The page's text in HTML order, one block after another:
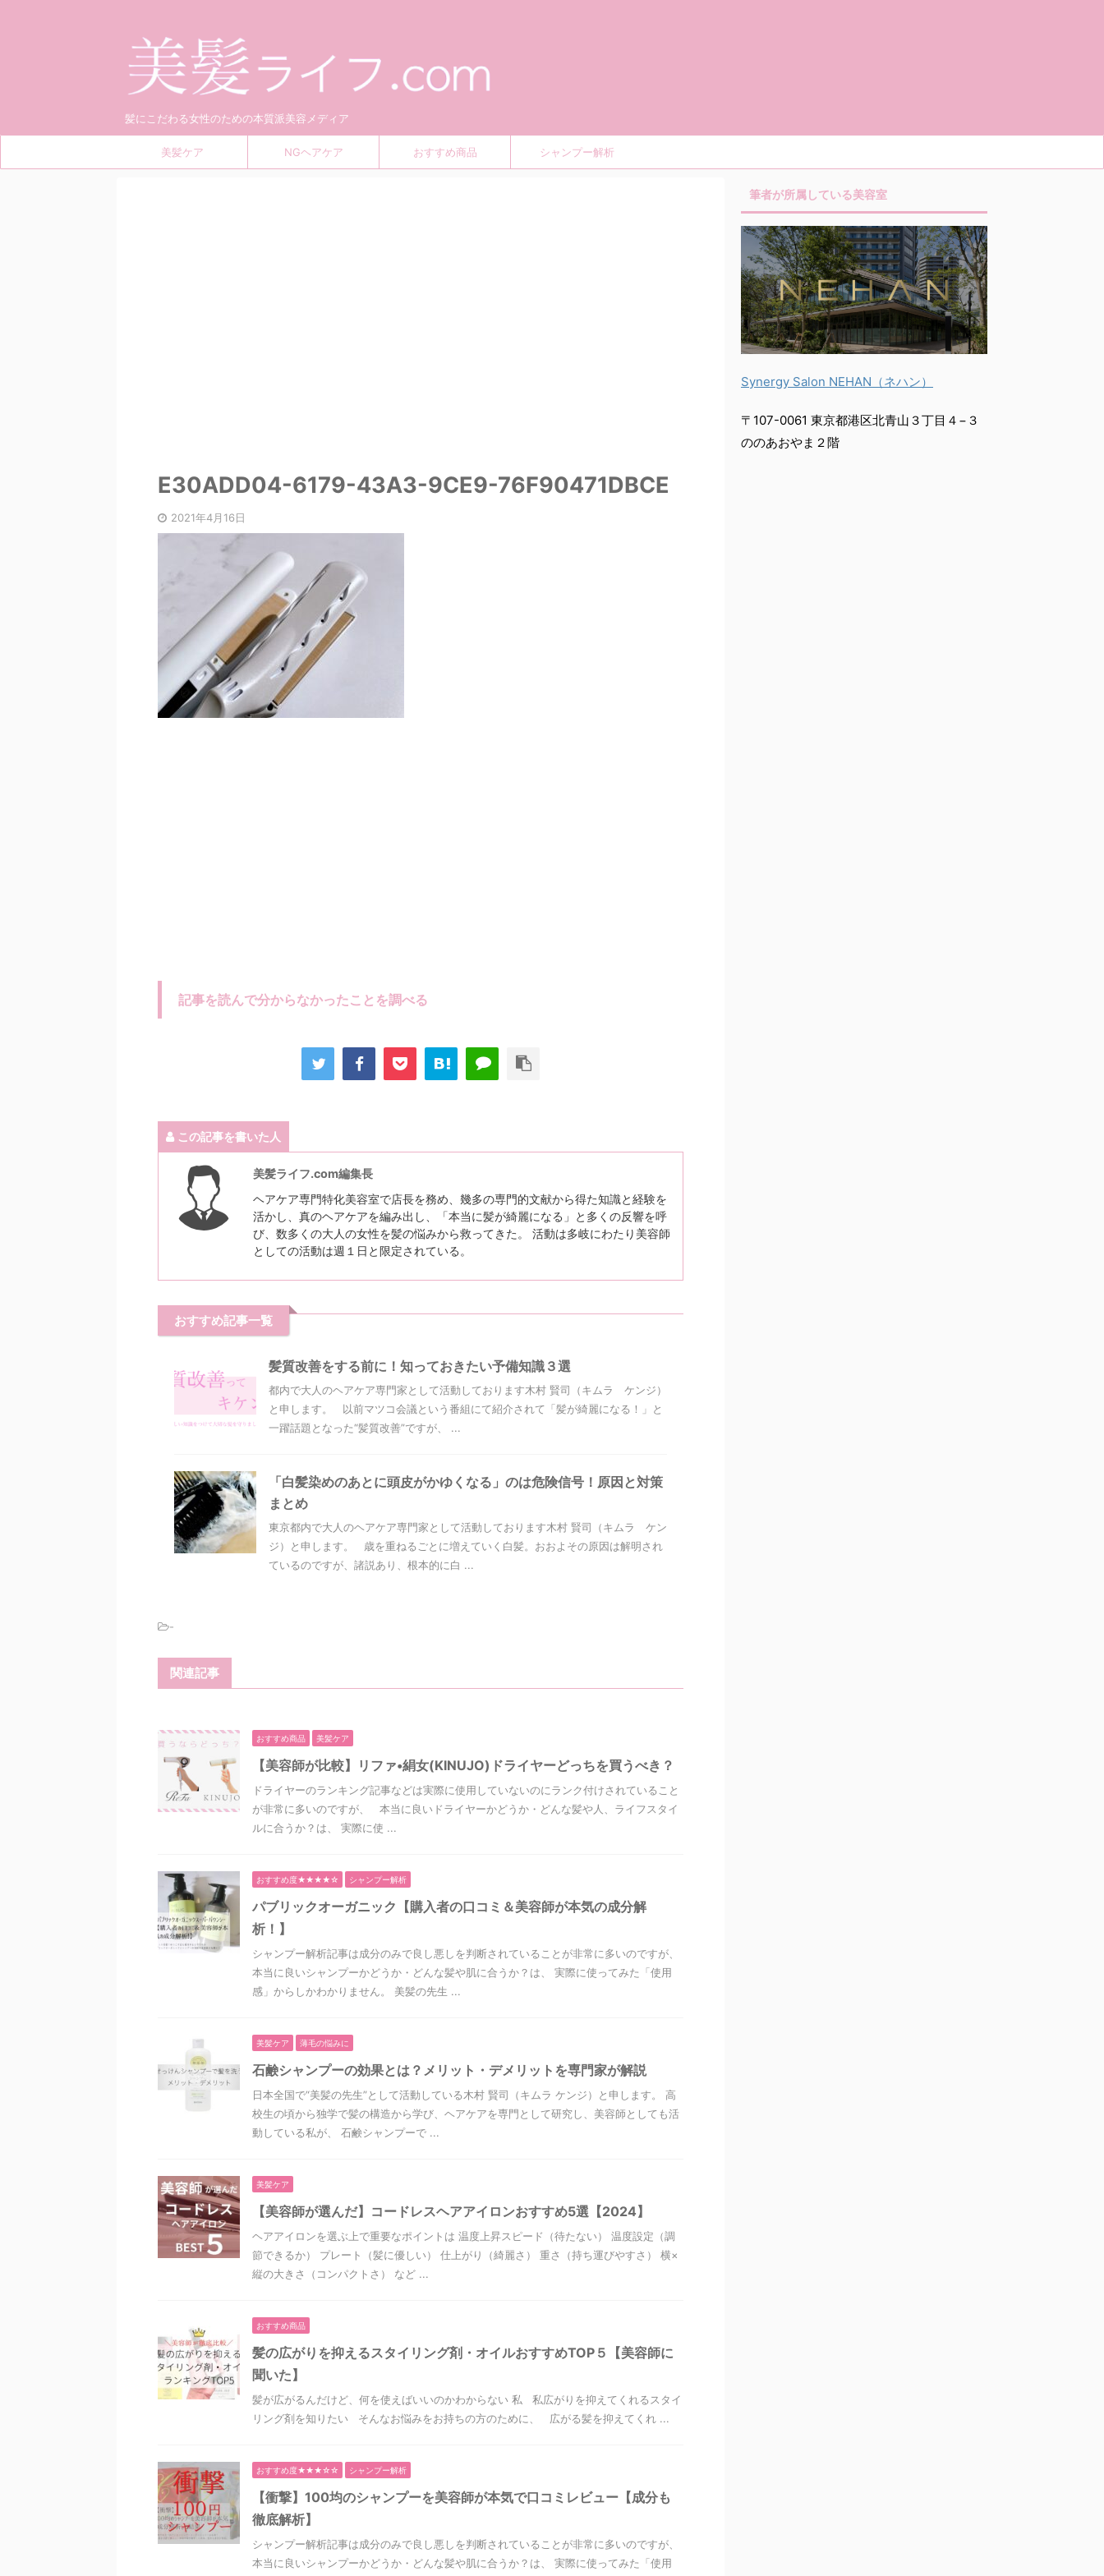
髪にこだわる女性のための本質派美容メディア
美髪ケア NGヘアケア おすすめ商品 シャンプー解析
E30ADD04-6179-43A3-9CE9-76F90471DBCE
2021年4月16日
記事を読んで分からなかったことを調べる
この記事を書いた人
美髪ライフ.com編集長
ヘアケア専門特化美容室で店長を務め、幾多の専門的文献から得た知識と経験を
活かし、真のヘアケアを編み出し、「本当に髪が綺麗になる」と多くの反響を呼
び、数多くの大人の女性を髪の悩みから救ってきた。 活動は多岐にわたり美容師
としての活動は週１日と限定されている。
おすすめ記事一覧
髪質改善をする前に！知っておきたい予備知識３選
都内で大人のヘアケア専門家として活動しております木村 賢司（キムラ ケンジ）
と申します。 以前マツコ会議という番組にて紹介されて「髪が綺麗になる！」と
一躍話題となった“髪質改善”ですが、 ...
「白髪染めのあとに頭皮がかゆくなる」のは危険信号！原因と対策
まとめ
東京都内で大人のヘアケア専門家として活動しております木村 賢司（キムラ ケン
ジ）と申します。 歳を重ねるごとに増えていく白髪。おおよその原因は解明され
ているのですが、諸説あり、根本的に白 ...
-
関連記事
おすすめ商品 美髪ケア
【美容師が比較】リファ•絹女(KINUJO)ドライヤーどっちを買うべき？
ドライヤーのランキング記事などは実際に使用していないのにランク付けされていること
が非常に多いのですが、 本当に良いドライヤーかどうか・どんな髪や人、ライフスタイ
ルに合うか？は、 実際に使 ...
おすすめ度★★★★☆ シャンプー解析
パブリックオーガニック【購入者の口コミ＆美容師が本気の成分解
析！】
シャンプー解析記事は成分のみで良し悪しを判断されていることが非常に多いのですが、
本当に良いシャンプーかどうか・どんな髪や肌に合うか？は、 実際に使ってみた「使用
感」からしかわかりません。 美髪の先生 ...
美髪ケア 薄毛の悩みに
石鹸シャンプーの効果とは？メリット・デメリットを専門家が解説
日本全国で“美髪の先生”として活動している木村 賢司（キムラ ケンジ）と申します。 高
校生の頃から独学で髪の構造から学び、ヘアケアを専門として研究し、美容師としても活
動している私が、 石鹸シャンプーで ...
美髪ケア
【美容師が選んだ】コードレスヘアアイロンおすすめ5選【2024】
ヘアアイロンを選ぶ上で重要なポイントは 温度上昇スピード（待たない） 温度設定（調
節できるか） プレート（髪に優しい） 仕上がり（綺麗さ） 重さ（持ち運びやすさ） 横×
縦の大きさ（コンパクトさ） など ...
おすすめ商品
髪の広がりを抑えるスタイリング剤・オイルおすすめTOP５【美容師に
聞いた】
髪が広がるんだけど、何を使えばいいのかわからない 私 私広がりを抑えてくれるスタイ
リング剤を知りたい そんなお悩みをお持ちの方のために、 広がる髪を抑えてくれ ...
おすすめ度★★★☆☆ シャンプー解析
【衝撃】100均のシャンプーを美容師が本気で口コミレビュー【成分も
徹底解析】
シャンプー解析記事は成分のみで良し悪しを判断されていることが非常に多いのですが、
本当に良いシャンプーかどうか・どんな髪や肌に合うか？は、 実際に使ってみた「使用
筆者が所属している美容室
Synergy Salon NEHAN（ネハン）
〒107-0061 東京都港区北青山３丁目４−３
ののあおやま２階